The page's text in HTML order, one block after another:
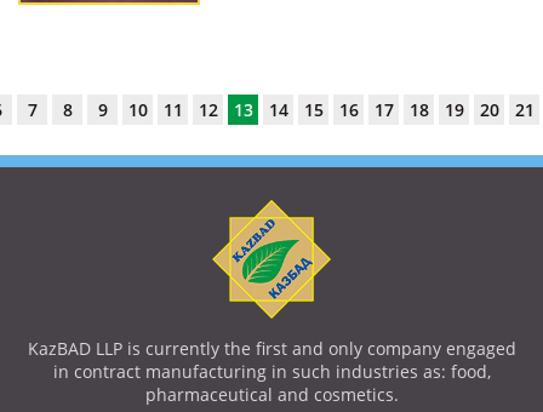
7 8 9 10 11 12 13 14 15 16 17 18 19 20 21
KazBAD LLP is currently the first and only company engaged
in contract manufacturing in such industries as: food,
pharmaceutical and cosmetics.